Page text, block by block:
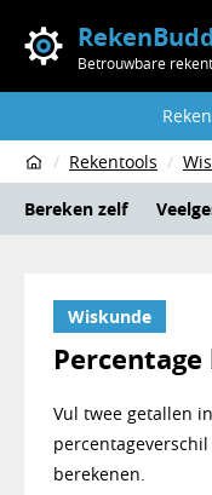
Betrouwbare
HomeRekentools
Bereken zelf
Wiskunde
Vul twee getallen
berekenen.